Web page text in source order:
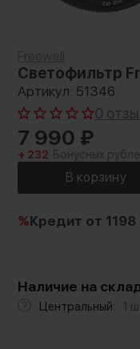
Светофильтр
Артикул: 51346
0
7 990 ₽
+ 232 Бонусных
%Кредит от
Наличие на
Центральный: 1